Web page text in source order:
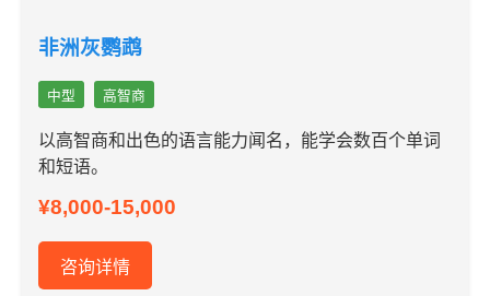
非洲灰鹦鹉
中型 高智商
以高智商和出色的语言能力闻名，能学会数百个单词
和短语。
¥8,000-15,000
咨询详情